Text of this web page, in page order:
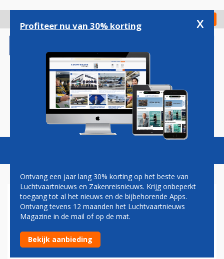
gaan
Check in
Magazine Podcasts Vacatures
GRIEKSE OVERHEID MOET
SUBSIDIE OLYMPIC
TERUGDRAAIEN
Profiteer nu van 30% korting x
Ontvang een jaar lang 30% korting op het beste van
Luchtvaartnieuws en Zakenreisnieuws. Krijg onbeperkt
toegang tot al het nieuws en de bijbehorende Apps.
Ontvang tevens 12 maanden het Luchtvaartnieuws
Magazine in de mail of op de mat.
Bekijk aanbieding